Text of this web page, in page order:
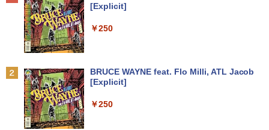
Anker Soundcore P31i ホワイト
[Explicit]
￥250
BRUCE WAYNE feat. Flo Milli, ATL Jacob
[Explicit]
￥250